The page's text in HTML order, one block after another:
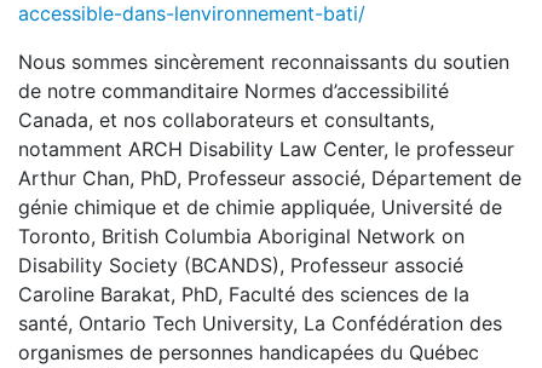
accessible-dans-lenvironnement-bati/
Nous sommes sincèrement reconnaissants du soutien
de notre commanditaire Normes d’accessibilité
Canada, et nos collaborateurs et consultants,
notamment ARCH Disability Law Center, le professeur
Arthur Chan, PhD, Professeur associé, Département de
génie chimique et de chimie appliquée, Université de
Toronto, British Columbia Aboriginal Network on
Disability Society (BCANDS), Professeur associé
Caroline Barakat, PhD, Faculté des sciences de la
santé, Ontario Tech University, La Confédération des
organismes de personnes handicapées du Québec